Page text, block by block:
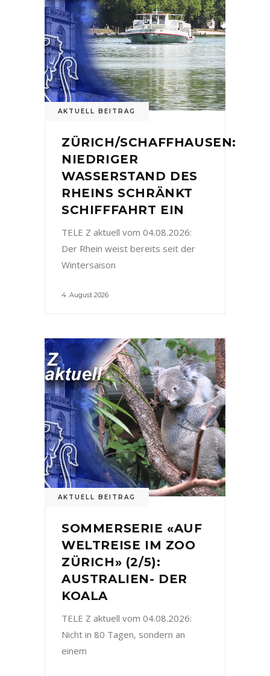
AKTUELL BEITRAG
ZÜRICH/SCHAFFHAUSEN:
NIEDRIGER
WASSERSTAND DES
RHEINS SCHRÄNKT
SCHIFFFAHRT EIN
TELE Z aktuell vom 04.08.2026:
Der Rhein weist bereits seit der
Wintersaison
4. August 2026
AKTUELL BEITRAG
SOMMERSERIE «AUF
WELTREISE IM ZOO
ZÜRICH» (2/5):
AUSTRALIEN- DER
KOALA
TELE Z aktuell vom 04.08.2026:
Nicht in 80 Tagen, sondern an
einem